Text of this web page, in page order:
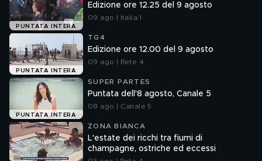
PUNTATA INTERA
Edizione ore 12.25 del 9 agosto
09 ago | Italia 1
PUNTATA INTERA
TG4
Edizione ore 12.00 del 9 agosto
09 ago | Rete 4
PUNTATA INTERA
SUPER PARTES
Puntata dell'8 agosto, Canale 5
08 ago | Canale 5
ZONA BIANCA
L'estate dei ricchi tra fiumi di
champagne, ostriche ed eccessi